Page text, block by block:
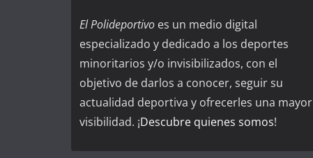
El Polideportivo es un medio digital
especializado y dedicado a los deportes
minoritarios y/o invisibilizados, con el
objetivo de darlos a conocer, seguir su
actualidad deportiva y ofrecerles una mayor
visibilidad. ¡Descubre quienes somos!